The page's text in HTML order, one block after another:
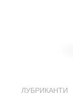
ЛУБРИКАНТИ